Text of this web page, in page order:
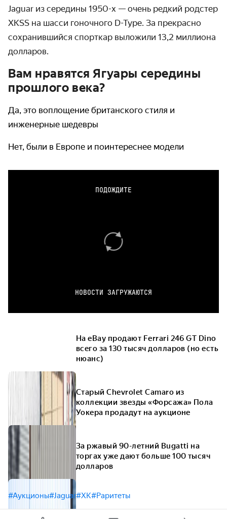
Jaguar из середины 1950-х — очень редкий родстер
XKSS на шасси гоночного D-Type. За прекрасно
сохранившийся спорткар выложили 13,2 миллиона
долларов.
Вам нравятся Ягуары середины
прошлого века?
Да, это воплощение британского стиля и
инженерные шедевры
Нет, были в Европе и поинтереснее модели
ПОДОЖДИТЕ
НОВОСТИ ЗАГРУЖАЮТСЯ
На eBay продают Ferrari 246 GT Dino
всего за 130 тысяч долларов (но есть
нюанс)
Старый Chevrolet Camaro из
коллекции звезды «Форсажа» Пола
Уокера продадут на аукционе
За ржавый 90-летний Bugatti на
торгах уже дают больше 100 тысяч
долларов
#Аукционы#Jaguar#XK#Раритеты